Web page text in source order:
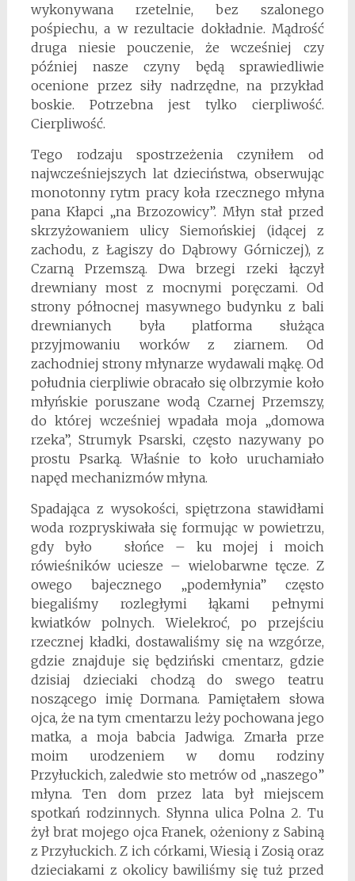
wykonywana rzetelnie, bez szalonego
pośpiechu, a w rezultacie dokładnie. Mądrość
druga niesie pouczenie, że wcześniej czy
później nasze czyny będą sprawiedliwie
ocenione przez siły nadrzędne, na przykład
boskie. Potrzebna jest tylko cierpliwość.
Cierpliwość.
Tego rodzaju spostrzeżenia czyniłem od
najwcześniejszych lat dzieciństwa, obserwując
monotonny rytm pracy koła rzecznego młyna
pana Kłapci „na Brzozowicy”. Młyn stał przed
skrzyżowaniem ulicy Siemońskiej (idącej z
zachodu, z Łagiszy do Dąbrowy Górniczej), z
Czarną Przemszą. Dwa brzegi rzeki łączył
drewniany most z mocnymi poręczami. Od
strony północnej masywnego budynku z bali
drewnianych była platforma służąca
przyjmowaniu worków z ziarnem. Od
zachodniej strony młynarze wydawali mąkę. Od
południa cierpliwie obracało się olbrzymie koło
młyńskie poruszane wodą Czarnej Przemszy,
do której wcześniej wpadała moja „domowa
rzeka”, Strumyk Psarski, często nazywany po
prostu Psarką. Właśnie to koło uruchamiało
napęd mechanizmów młyna.
Spadająca z wysokości, spiętrzona stawidłami
woda rozpryskiwała się formując w powietrzu,
gdy było słońce – ku mojej i moich
rówieśników uciesze – wielobarwne tęcze. Z
owego bajecznego „podemłynia” często
biegaliśmy rozległymi łąkami pełnymi
kwiatków polnych. Wielekroć, po przejściu
rzecznej kładki, dostawaliśmy się na wzgórze,
gdzie znajduje się będziński cmentarz, gdzie
dzisiaj dzieciaki chodzą do swego teatru
noszącego imię Dormana. Pamiętałem słowa
ojca, że na tym cmentarzu leży pochowana jego
matka, a moja babcia Jadwiga. Zmarła prze
moim urodzeniem w domu rodziny
Przyłuckich, zaledwie sto metrów od „naszego”
młyna. Ten dom przez lata był miejscem
spotkań rodzinnych. Słynna ulica Polna 2. Tu
żył brat mojego ojca Franek, ożeniony z Sabiną
z Przyłuckich. Z ich córkami, Wiesią i Zosią oraz
dzieciakami z okolicy bawiliśmy się tuż przed